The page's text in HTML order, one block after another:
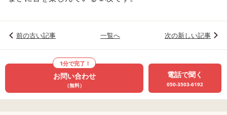
前の古い記事 一覧へ 次の新しい記事
1分で完了！
お問い合わせ
（無料）
電話で聞く
050-3503-6192